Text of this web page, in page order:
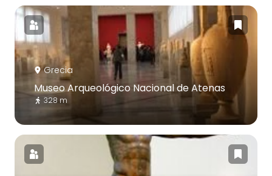
Grecia
Museo Arqueológico Nacional de Atenas
328 m